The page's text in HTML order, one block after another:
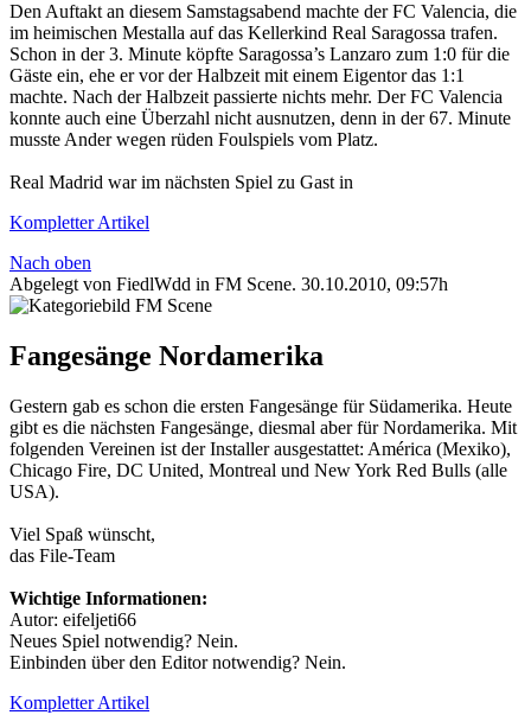
Den Auftakt an diesem Samstagsabend machte der FC Valencia, die
im heimischen Mestalla auf das Kellerkind Real Saragossa trafen.
Schon in der 3. Minute köpfte Saragossa’s Lanzaro zum 1:0 für die
Gäste ein, ehe er vor der Halbzeit mit einem Eigentor das 1:1
machte. Nach der Halbzeit passierte nichts mehr. Der FC Valencia
konnte auch eine Überzahl nicht ausnutzen, denn in der 67. Minute
musste Ander wegen rüden Foulspiels vom Platz.
Real Madrid war im nächsten Spiel zu Gast in
Kompletter Artikel
Nach oben
Abgelegt von FiedlWdd in FM Scene. 30.10.2010, 09:57h
Fangesänge Nordamerika
Gestern gab es schon die ersten Fangesänge für Südamerika. Heute
gibt es die nächsten Fangesänge, diesmal aber für Nordamerika. Mit
folgenden Vereinen ist der Installer ausgestattet: América (Mexiko),
Chicago Fire, DC United, Montreal und New York Red Bulls (alle
USA).
Viel Spaß wünscht,
das File-Team
Wichtige Informationen:
Autor: eifeljeti66
Neues Spiel notwendig? Nein.
Einbinden über den Editor notwendig? Nein.
Kompletter Artikel